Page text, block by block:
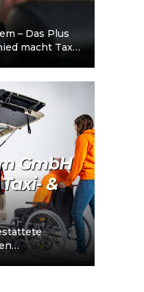
– Das Plus
macht Taxi-
GmbH
&